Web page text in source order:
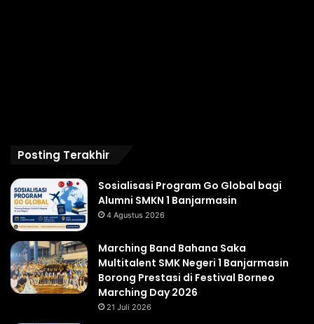
Posting Terakhir
Sosialisasi Program Go Global bagi
Alumni SMKN 1 Banjarmasin
4 Agustus 2026
Marching Band Bahana Saka
Multitalent SMK Negeri 1 Banjarmasin
Borong Prestasi di Festival Borneo
Marching Day 2026
21 Juli 2026